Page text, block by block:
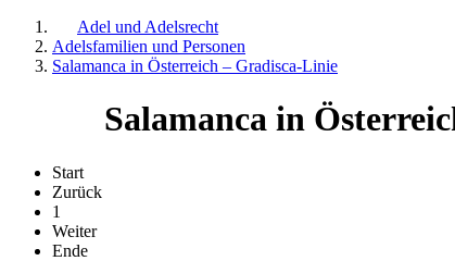
Adel und Adelsrecht
Adelsfamilien und Personen
Salamanca in Österreich – Gradisca-Linie
Salamanca in
Start
Zurück
1
Weiter
Ende